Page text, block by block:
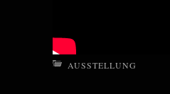
AUSSTELLUNG